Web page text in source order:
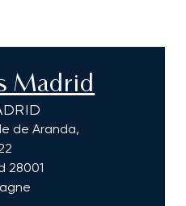
Madrid
de Aranda,
28001